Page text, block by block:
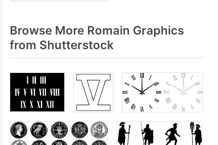
Browse More Romain Graphics
from Shutterstock